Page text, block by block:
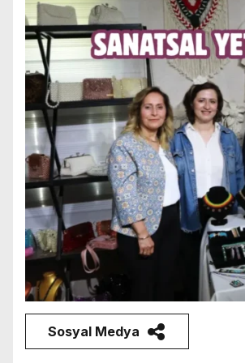
Sosyal Medya